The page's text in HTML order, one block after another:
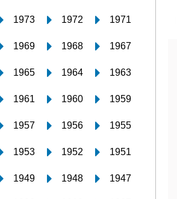
1973 1972 1971
1969 1968 1967
1965 1964 1963
1961 1960 1959
1957 1956 1955
1953 1952 1951
1949 1948 1947